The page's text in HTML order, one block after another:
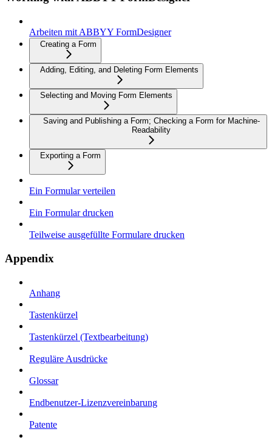
Arbeiten mit ABBYY FormDesigner
Creating a Form
Adding, Editing, and Deleting Form Elements
Selecting and Moving Form Elements
Saving and Publishing a Form; Checking a Form for Machine-
Readability
Exporting a Form
Ein Formular verteilen
Ein Formular drucken
Teilweise ausgefüllte Formulare drucken
Appendix
Anhang
Tastenkürzel
Tastenkürzel (Textbearbeitung)
Reguläre Ausdrücke
Glossar
Endbenutzer-Lizenzvereinbarung
Patente